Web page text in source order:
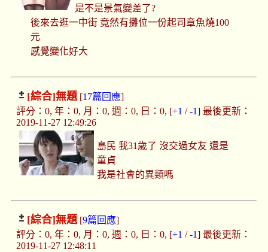
是不是景氣變差了?
後來去逛一中街 竟然有攤位一份起司章魚燒100
元
感覺變化好大
[綜合]無題[17篇回應]
評分：0, 年：0, 月：0, 週：0, 日：0, [+1 /-1] 最後更新：
2019-11-27 12:49:26
島民 我31歲了 沒交過女友 還是
童貞
我是社會的異類嗎
[綜合]無題[9篇回應]
評分：0, 年：0, 月：0, 週：0, 日：0, [+1 /-1] 最後更新：
2019-11-27 12:48:11